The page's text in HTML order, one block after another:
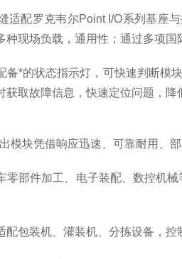
适配罗克韦尔Point I/O系列基座
种现场负载，通用性；通过多项
备*的状态指示灯，可快速判断模
获取故障信息，快速定位问题，降
模块凭借响应迅速、可靠耐用、
零部件加工、电子装配、数控机
配包装机、灌装机、分拣设备，